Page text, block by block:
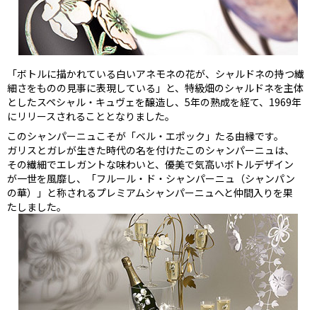
「ボトルに描かれている白いアネモネの花が、シャルドネの持つ繊
細さをものの見事に表現している」と、特級畑のシャルドネを主体
としたスペシャル・キュヴェを醸造し、5年の熟成を経て、1969年
にリリースされることとなりました。
このシャンパーニュこそが「ベル・エポック」たる由縁です。
ガリスとガレが生きた時代の名を付けたこのシャンパーニュは、
その繊細でエレガントな味わいと、優美で気高いボトルデザイン
が一世を風靡し、「フルール・ド・シャンパーニュ（シャンパン
の華）」と称されるプレミアムシャンパーニュへと仲間入りを果
たしました。